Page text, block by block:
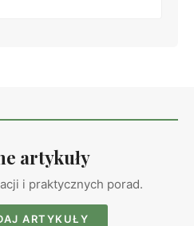
artykuły
i praktycznych porad.
ARTYKUŁY